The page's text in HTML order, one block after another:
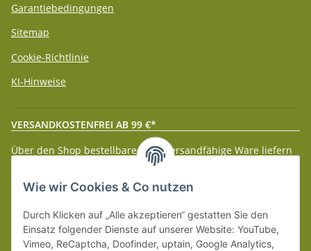
Garantiebedingungen
Sitemap
Cookie-Richtlinie
KI-Hinweise
VERSANDKOSTENFREI AB 99 €*
Über den Shop bestellbare paketversandfähige Ware liefern
wir innerhalb Deutschland (Festland) ab 99 € * Warenwert
versandkostenfrei.
Weitere Versanddetails entnehmen Sie bitte unserenLiefer-
und Zahlungsbedingungen.
Wie wir Cookies & Co nutzen
Durch Klicken auf „Alle akzeptieren“ gestatten Sie den
Einsatz folgender Dienste auf unserer Website: YouTube,
Vimeo, ReCaptcha, Doofinder, uptain, Google Analytics,